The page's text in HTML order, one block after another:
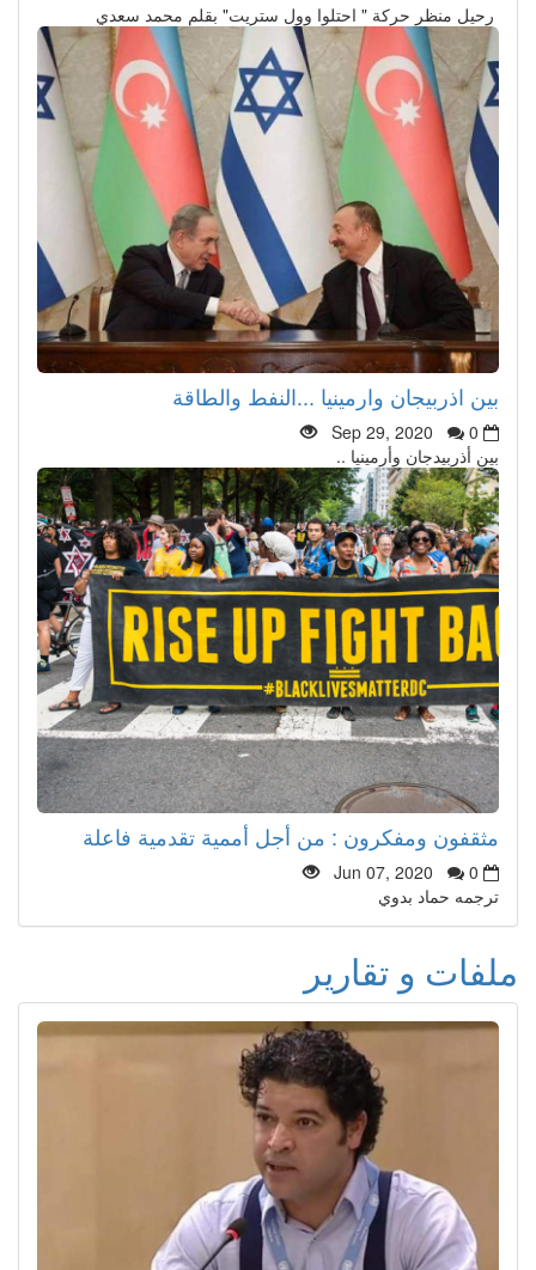
رحيل منظر حركة " احتلوا وول ستريت" بقلم محمد سعدي
بين اذربيجان وارمينيا ...النفط والطاقة
Sep 29, 2020
0
بين أذربيدجان وأرمينيا ..
مثقفون ومفكرون : من أجل أممية تقدمية فاعلة
Jun 07, 2020
0
ترجمه حماد بدوي
ملفات و تقارير